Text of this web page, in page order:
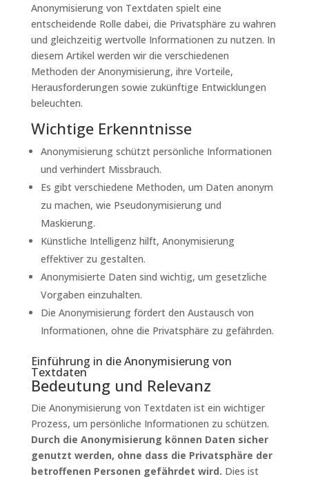
Anonymisierung von Textdaten spielt eine
entscheidende Rolle dabei, die Privatsphäre zu wahren
und gleichzeitig wertvolle Informationen zu nutzen. In
diesem Artikel werden wir die verschiedenen
Methoden der Anonymisierung, ihre Vorteile,
Herausforderungen sowie zukünftige Entwicklungen
beleuchten.
Wichtige Erkenntnisse
Anonymisierung schützt persönliche Informationen
und verhindert Missbrauch.
Es gibt verschiedene Methoden, um Daten anonym
zu machen, wie Pseudonymisierung und
Maskierung.
Künstliche Intelligenz hilft, Anonymisierung
effektiver zu gestalten.
Anonymisierte Daten sind wichtig, um gesetzliche
Vorgaben einzuhalten.
Die Anonymisierung fördert den Austausch von
Informationen, ohne die Privatsphäre zu gefährden.
Einführung in die Anonymisierung von
Textdaten
Bedeutung und Relevanz
Die Anonymisierung von Textdaten ist ein wichtiger
Prozess, um persönliche Informationen zu schützen.
Durch die Anonymisierung können Daten sicher
genutzt werden, ohne dass die Privatsphäre der
betroffenen Personen gefährdet wird. Dies ist